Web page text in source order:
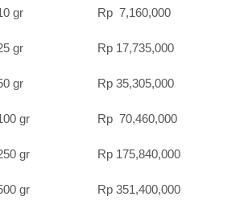
– 10 gr Rp 7,160,000
– 25 gr Rp 17,735,000
– 50 gr Rp 35,305,000
– 100 gr Rp 70,460,000
– 250 gr Rp 175,840,000
– 500 gr Rp 351,400,000